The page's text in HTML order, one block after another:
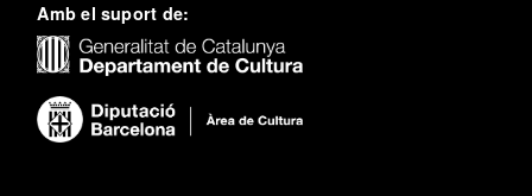
Amb el suport de: